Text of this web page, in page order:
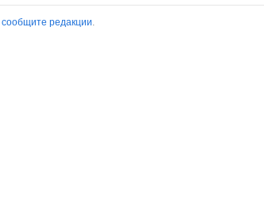
сообщите редакции.